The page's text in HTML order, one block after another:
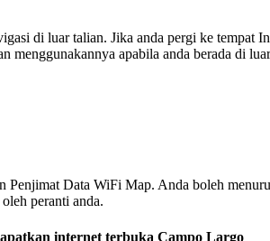
di luar talian. Jika anda pergi ke tempat
menggunakannya apabila anda berada di
Penjimat Data WiFi Map. Anda boleh
peranti anda.
internet terbuka Campo Largo